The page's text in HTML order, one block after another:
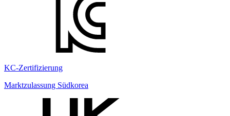
KC-Zertifizierung
Marktzulassung Südkorea